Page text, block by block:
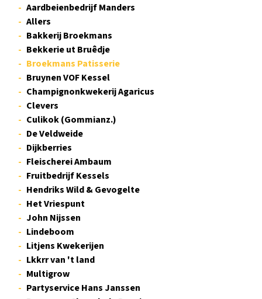
Aardbeienbedrijf Manders
Allers
Bakkerij Broekmans
Bekkerie ut Bruêdje
Broekmans Patisserie
Bruynen VOF Kessel
Champignonkwekerij Agaricus
Clevers
Culikok (Gommianz.)
De Veldweide
Dijkberries
Fleischerei Ambaum
Fruitbedrijf Kessels
Hendriks Wild & Gevogelte
Het Vriespunt
John Nijssen
Lindeboom
Litjens Kwekerijen
Lkkrr van 't land
Multigrow
Partyservice Hans Janssen